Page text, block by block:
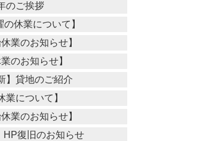
のご挨拶
の休業について】
業のお知らせ】
業のお知らせ】
】貸地のご紹介
業について】
業のお知らせ】
HP復旧のお知らせ